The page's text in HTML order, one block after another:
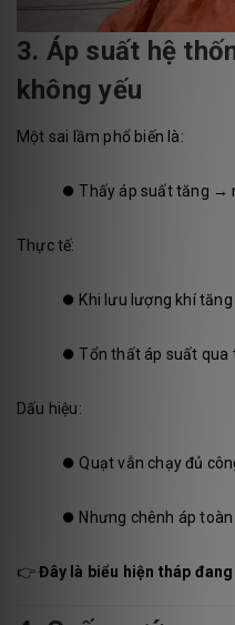
3. Áp suất hệ
không yếu
Một sai lầm phổ biến là:
⏺️Thấy áp suất tăng →
Thực tế:
⏺️ Khi lưu lượng khí
⏺️Tổn thất áp suất qua
Dấu hiệu:
⏺️ Quạt vẫn chạy đủ
⏺️ Nhưng chênh áp
👉Đây là biểu hiện tháp